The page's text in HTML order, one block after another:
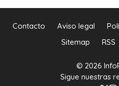
Contacto Aviso legal
Sitemap
RSS
© 2026
Sigue nuestras